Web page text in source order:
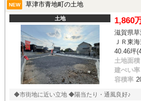
NEW 草津市青地町の土地
土地 1,860
滋賀県
ＪＲ東
40.46坪
土地面積
建ぺい率
容積率
◆市街地に近い立地 ◆陽当たり・通風良好♪